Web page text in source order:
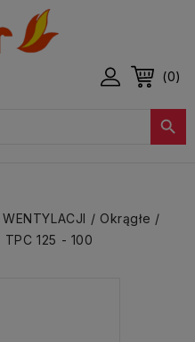
(0)

Okrągłe
125 - 100